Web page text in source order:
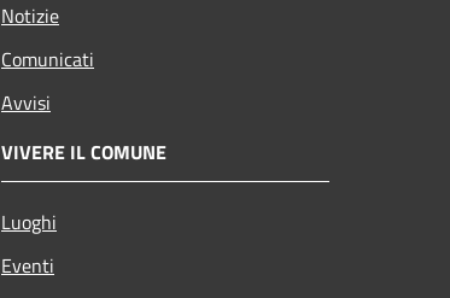
Notizie
Comunicati
Avvisi
VIVERE IL COMUNE
Luoghi
Eventi